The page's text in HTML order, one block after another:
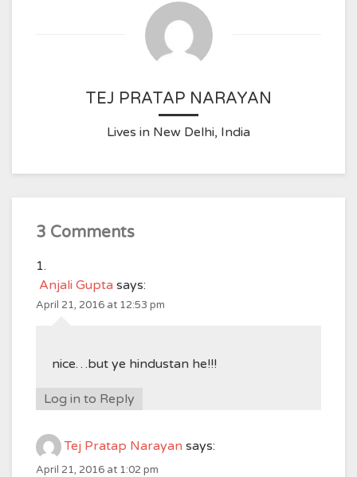
TEJ PRATAP NARAYAN
Lives in New Delhi, India
3 Comments
Anjali Gupta says:
April 21, 2016 at 12:53 pm
nice…but ye hindustan he!!!
Log in to Reply
Tej Pratap Narayan says:
April 21, 2016 at 1:02 pm